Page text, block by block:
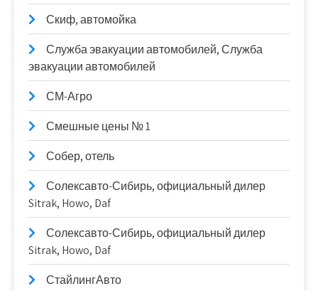
Скиф, автомойка
Служба эвакуации автомобилей, Служба
эвакуации автомобилей
СМ-Агро
Смешные цены № 1
Собер, отель
Солексавто-Сибирь, официальный дилер
Sitrak, Howo, Daf
Солексавто-Сибирь, официальный дилер
Sitrak, Howo, Daf
СтайлингАвто